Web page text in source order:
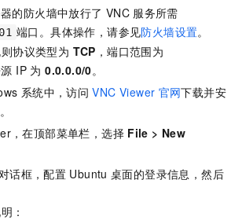
的防火墙中放行了 VNC 服务所需
端口。具体操作，请参见防火墙设置。
协议类型为 TCP ，端口范围为
源 IP 为0.0.0.0/0。
系统中，访问 VNC Viewer 官网下载并安
，在顶部菜单栏，选择 File > New
对话框，配置 Ubuntu 桌面的登录信息，然后
：